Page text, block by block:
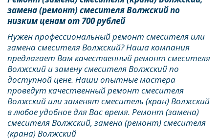
замена (ремонт) смесителя Волжский по
низким ценам от 700 рублей
Нужен профессиональный ремонт смесителя или
замена смесителя Волжский? Наша компания
предлагает Вам качественный ремонт смесителя
Волжский и замену смесителя Волжский по
доступной цене. Наши опытные мастера
проведут качественный ремонт смесителя
Волжский или заменят смеситель (кран) Волжский
в любое удобное для Вас время. Ремонт (замена)
смесителя Волжский, замена (ремонт) смесителя
(крана) Волжский